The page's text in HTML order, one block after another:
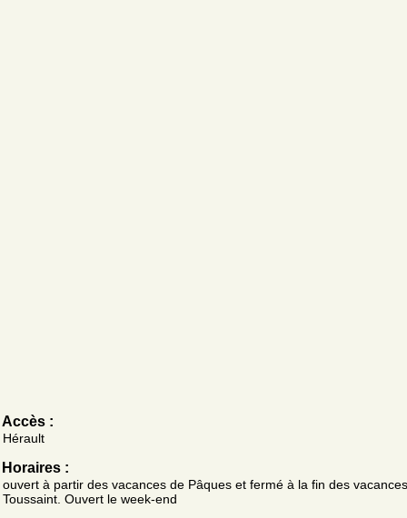
Accès :
Hérault
Horaires :
ouvert à partir des vacances de Pâques et fermé à la fin des
Toussaint. Ouvert le week-end